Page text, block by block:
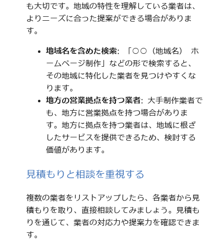
も大切です。地域の特性を理解している業者は、
よりニーズに合った提案ができる場合がありま
す。
地域名を含めた検索: 「○○（地域名） ホ
ームページ制作」などの形で検索すると、
その地域に特化した業者を見つけやすくな
ります。
地方の営業拠点を持つ業者: 大手制作業者で
も、地方に営業拠点を持つ場合がありま
す。地方に拠点を持つ業者は、地域に根ざ
したサービスを提供できるため、検討する
価値があります。
見積もりと相談を重視する
複数の業者をリストアップしたら、各業者から見
積もりを取り、直接相談してみましょう。見積も
りを通じて、業者の対応力や提案力を確認できま
す。